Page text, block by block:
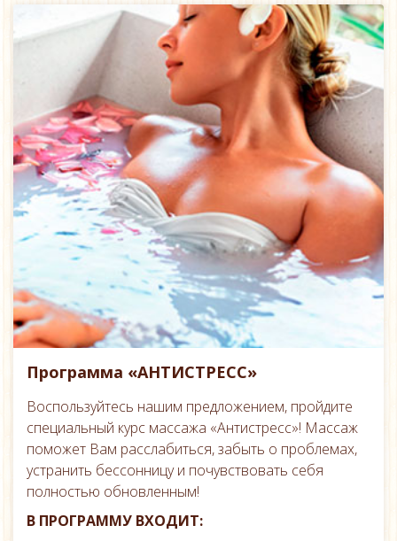
Программа «АНТИСТРЕСС»
Воспользуйтесь нашим предложением, пройдите
специальный курс массажа «Антистресс»! Массаж
поможет Вам расслабиться, забыть о проблемах,
устранить бессонницу и почувствовать себя
полностью обновленным!
В ПРОГРАММУ ВХОДИТ: